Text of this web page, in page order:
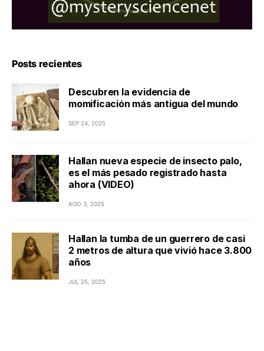
Posts recientes
Descubren la evidencia de
momificación más antigua del mundo
SEP 24, 2025
Hallan nueva especie de insecto palo,
es el más pesado registrado hasta
ahora (VIDEO)
AGO 3, 2025
Hallan la tumba de un guerrero de casi
2 metros de altura que vivió hace 3.800
años
JUL 25, 2025